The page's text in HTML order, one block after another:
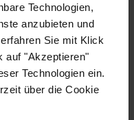
Technologien,
anzubieten und
Sie mit Klick
auf "Akzeptieren"
Technologien ein.
über die Cookie
BRAWO
ZEHNJÄHRIGES